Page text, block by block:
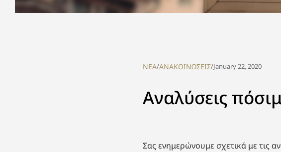
NEA/ΑΝΑΚΟΙΝΩΣΕΙΣ/January 22, 2020
Αναλύσεις
Σας ενημερώνουμε σχετικά με τις